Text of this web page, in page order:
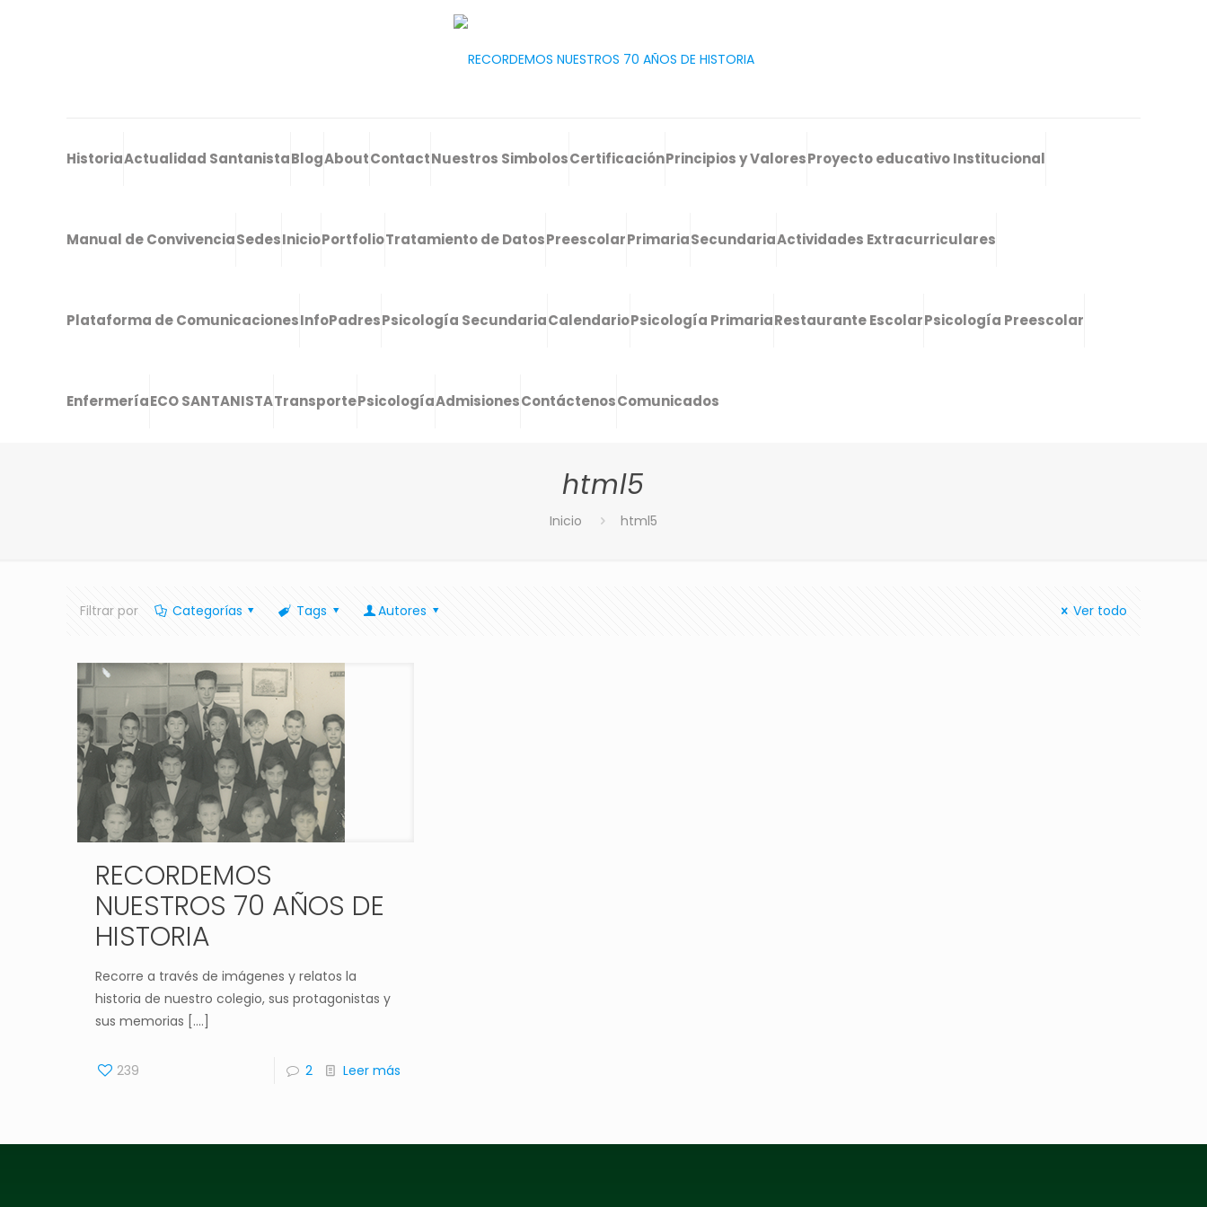
HistoriaActualidad SantanistaBlogAboutContactNuestros SimbolosCertificaciónPrincipios y ValoresProyecto educativo Institucional
Manual de ConvivenciaSedesInicioPortfolioTratamiento de DatosPreescolarPrimariaSecundariaActividades Extracurriculares
Plataforma de ComunicacionesInfoPadresPsicología SecundariaCalendarioPsicología PrimariaRestaurante EscolarPsicología Preescolar
EnfermeríaECO SANTANISTATransportePsicologíaAdmisionesContáctenosComunicados
html5
Inicio html5
Filtrar por Categorías Tags Autores Ver todo
RECORDEMOS
NUESTROS 70 AÑOS DE
HISTORIA
Recorre a través de imágenes y relatos la
historia de nuestro colegio, sus protagonistas y
sus memorias [....]
239 2 Leer más